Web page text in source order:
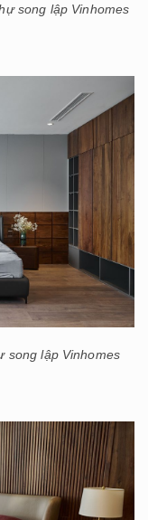
song lập Vinhomes
song lập Vinhomes